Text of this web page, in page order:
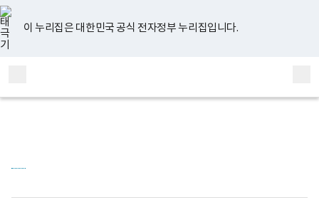
너
비
767px
이
하
이 누리집은 대한민국 공식 전자정부 누리집입니다.
지
검
메
홈
유
튜
브
페
이
스
북
인
스
타
그
램
블
로
그